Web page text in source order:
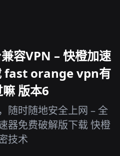
容VPN – 快橙加速
fast orange vpn有
版本6
随时随地安全上网 – 全
器免费破解版下载 快橙
技术